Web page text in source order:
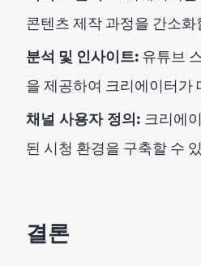
콘텐츠 제작 과정을 간소
분석 및 인사이트: 유튜브
을 제공하여 크리에이터가
채널 사용자 정의: 크리에
된 시청 환경을 구축할 수
결론